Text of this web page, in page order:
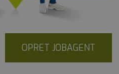
OPRET JOBAGENT